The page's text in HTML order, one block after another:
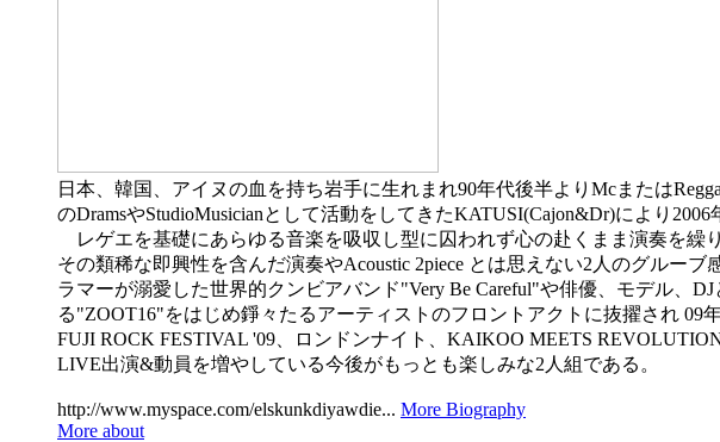
日本、韓国、アイヌの血を持ち岩手に生れまれ90年代後半よりMcまたは
のDramsやStudioMusicianとして活動をしてきたKATUSI(Cajon&Dr)により
レゲエを基礎にあらゆる音楽を吸収し型に囚われず心の赴くまま演奏を繰
その類稀な即興性を含んだ演奏やAcoustic 2piece とは思えない2人のグルー
ラマーが溺愛した世界的クンビアバンド"Very Be Careful"や俳優、モデル
る"ZOOT16"をはじめ錚々たるアーティストのフロントアクトに抜擢され 09
FUJI ROCK FESTIVAL '09、ロンドンナイト、KAIKOO MEETS
LIVE出演&動員を増やしている今後がもっとも楽しみな2人組である。
http://www.myspace.com/elskunkdiyawdie... More Biography
More about